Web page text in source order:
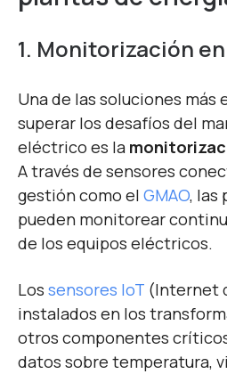
1. Monitorización
Una de las soluciones más
superar los desafíos del
eléctrico es la
A través de sensores
gestión como el GMAO, las
pueden monitorear
de los equipos eléctricos.
Los sensores IoT (Internet
instalados en los
otros componentes
datos sobre temperatura,